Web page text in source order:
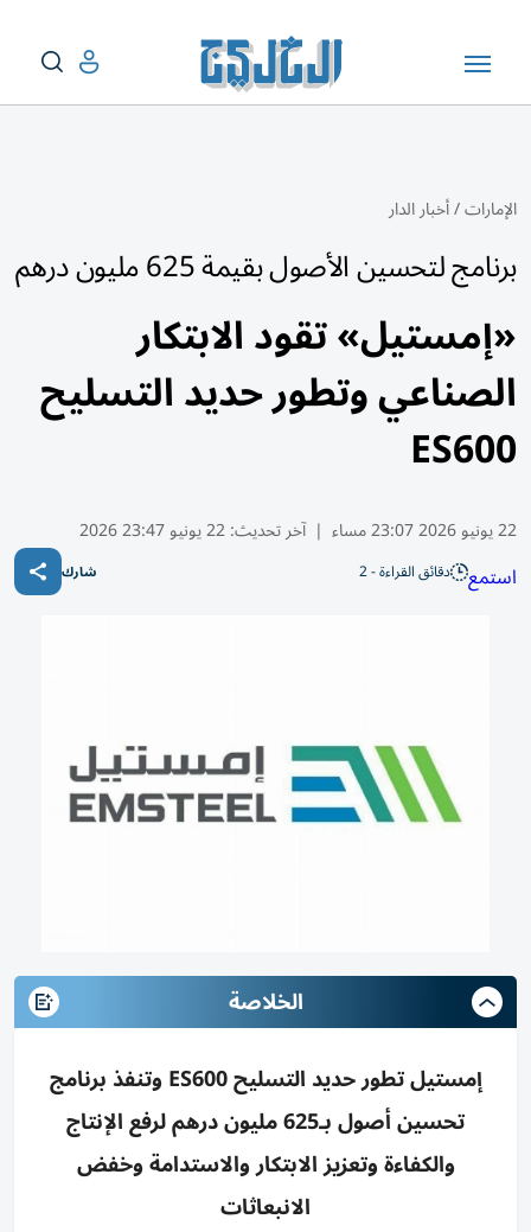
الإمارات/أخبار الدار
برنامج لتحسين الأصول بقيمة 625 مليون درهم
«إمستيل» تقود الابتكار
الصناعي وتطور حديد التسليح
ES600
22 يونيو 2026 23:07 مساء | آخر تحديث:22 يونيو 23:47 2026
استمع دقائق القراءة - 2 شارك
الخلاصة
إمستيل تطور حديد التسليح ES600 وتنفذ برنامج
تحسين أصول بـ625 مليون درهم لرفع الإنتاج
والكفاءة وتعزيز الابتكار والاستدامة وخفض
الانبعاثات